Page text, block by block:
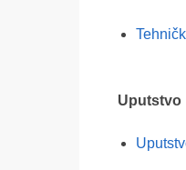
Uputstvo